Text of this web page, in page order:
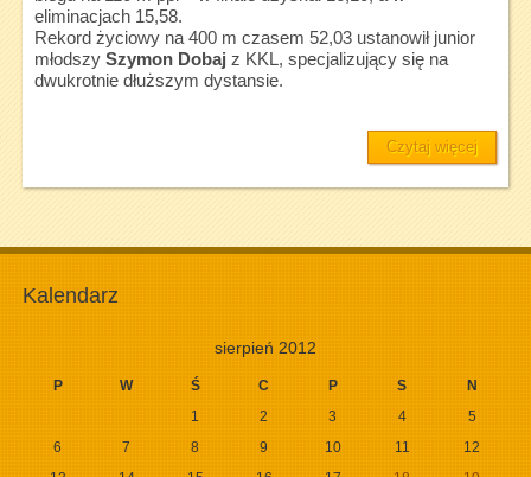
eliminacjach 15,58.
Rekord życiowy na 400 m czasem 52,03 ustanowił junior
młodszy Szymon Dobaj z KKL, specjalizujący się na
dwukrotnie dłuższym dystansie.
Czytaj więcej
Kalendarz
sierpień 2012
P W Ś C P S N
1 2 3 4
5
6
7 8 9 10 11
12